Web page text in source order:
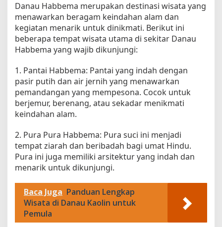
Danau Habbema merupakan destinasi wisata yang
menawarkan beragam keindahan alam dan
kegiatan menarik untuk dinikmati. Berikut ini
beberapa tempat wisata utama di sekitar Danau
Habbema yang wajib dikunjungi:
1. Pantai Habbema: Pantai yang indah dengan
pasir putih dan air jernih yang menawarkan
pemandangan yang mempesona. Cocok untuk
berjemur, berenang, atau sekadar menikmati
keindahan alam.
2. Pura Pura Habbema: Pura suci ini menjadi
tempat ziarah dan beribadah bagi umat Hindu.
Pura ini juga memiliki arsitektur yang indah dan
menarik untuk dikunjungi.
Baca Juga Panduan Lengkap
Wisata di Danau Kaolin untuk
Pemula